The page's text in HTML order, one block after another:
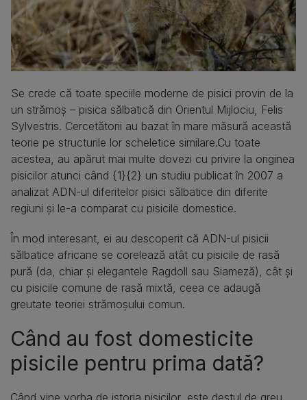
Se crede că toate speciile moderne de pisici provin de la
un strămoș – pisica sălbatică din Orientul Mijlociu, Felis
Sylvestris. Cercetătorii au bazat în mare măsură această
teorie pe structurile lor scheletice similare.Cu toate
acestea, au apărut mai multe dovezi cu privire la originea
pisicilor atunci când {1}{2} un studiu publicat în 2007 a
analizat ADN-ul diferitelor pisici sălbatice din diferite
regiuni și le-a comparat cu pisicile domestice.
În mod interesant, ei au descoperit că ADN-ul pisicii
sălbatice africane se corelează atât cu pisicile de rasă
pură (da, chiar și elegantele Ragdoll sau Siameză), cât și
cu pisicile comune de rasă mixtă, ceea ce adaugă
greutate teoriei strămoșului comun.
Când au fost domesticite
pisicile pentru prima dată?
Când vine vorba de istoria pisicilor, este destul de greu